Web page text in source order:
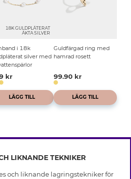
18K GULDPLÄTERAT
ÄKTA SILVER
i 18k
silver med
kr
LÄGG TILL
Guldfärgad ring med
hamrad rosett
99.90 kr
LÄGG TILL
INFO
Leverans
LIKNANDE TEKNIKER
och liknande lagringstekniker för